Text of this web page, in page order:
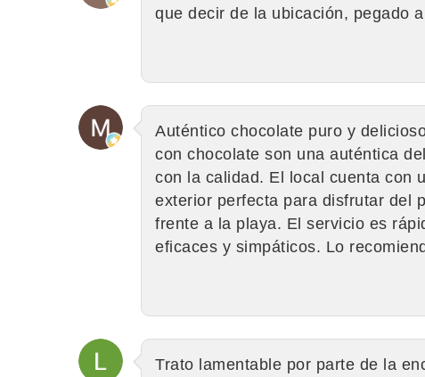
que decir de la ubicación, pegado
Auténtico chocolate puro y
con chocolate son una auténtica
con la calidad. El local cuenta con
exterior perfecta para disfrutar del
frente a la playa. El servicio es
eficaces y simpáticos. Lo
Trato lamentable por parte de la